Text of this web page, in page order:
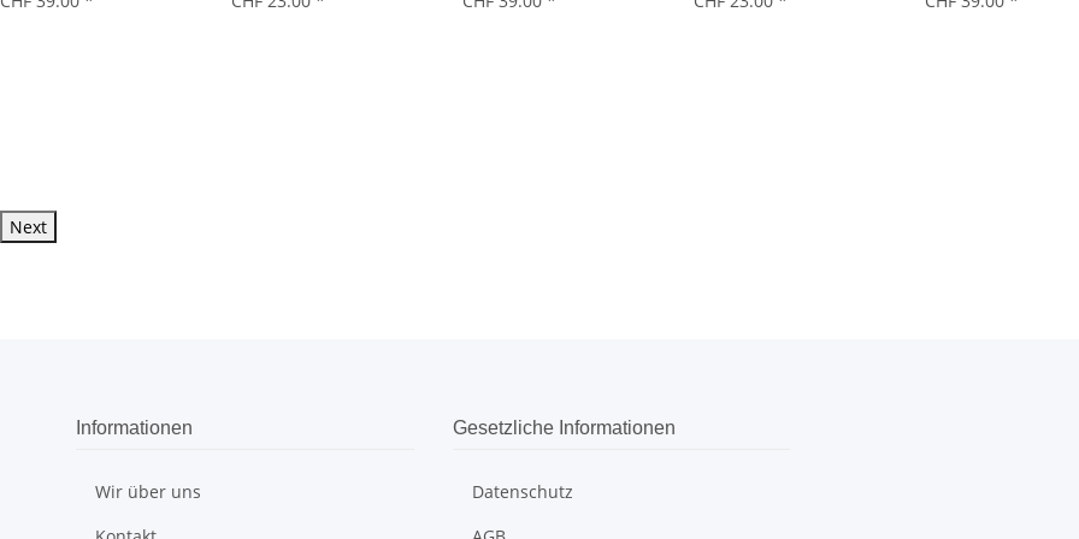
Next
Informationen
Wir über uns
Gesetzliche Informationen
Datenschutz